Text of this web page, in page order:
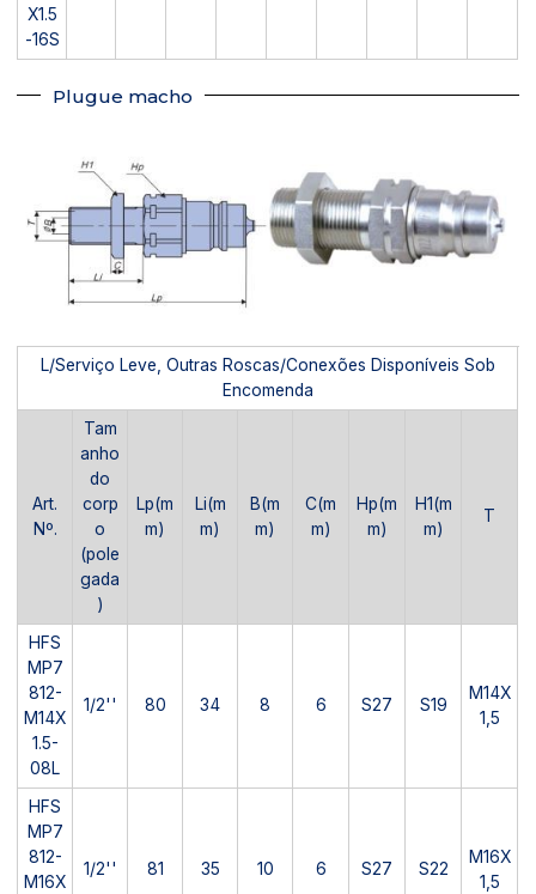
X1.5
-16S
Plugue macho
L/Serviço Leve, Outras Roscas/Conexões Disponíveis Sob
Encomenda
Art.
Nº.
Tam
anho
do
corp
o
(pole
gada
)
Lp(m
m)
Li(m
m)
B(m
m)
C(m
m)
Hp(m
m)
H1(m
m)
T
HFS
MP7
812-
M14X
1.5-
08L
1/2'' 80 34 8 6 S27 S19
M14X
1,5
HFS
MP7
812-
M16X
1/2'' 81 35 10 6 S27 S22
M16X
1,5